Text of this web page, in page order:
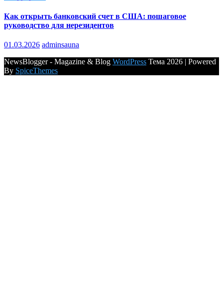
Как открыть банковский счет в США: пошаговое
руководство для нерезидентов
01.03.2026 adminsauna
NewsBlogger - Magazine & Blog WordPress Тема 2026 | Powered
By SpiceThemes